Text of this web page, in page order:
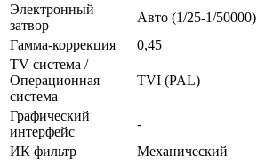
Электронный
затвор
Авто (1/25-1/50000)
Гамма-коррекция
0,45
TV система /
Операционная
система
TVI (PAL)
Графический
интерфейс
-
ИК фильтр
Механический